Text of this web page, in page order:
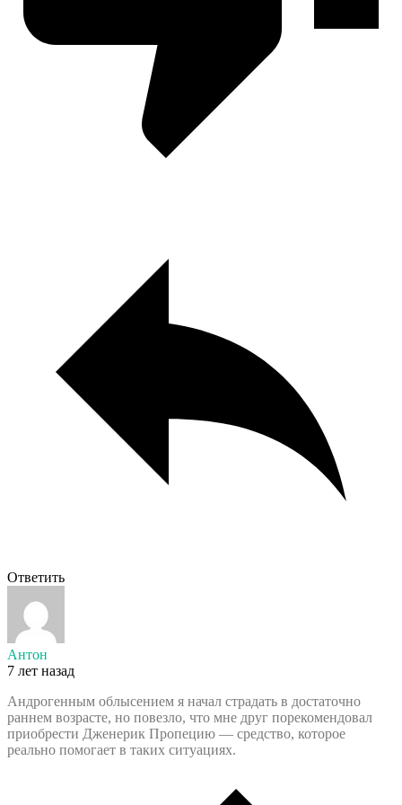
Ответить
Антон
7 лет назад
Андрогенным облысением я начал страдать в достаточно
раннем возрасте, но повезло, что мне друг порекомендовал
приобрести Дженерик Пропецию — средство, которое
реально помогает в таких ситуациях.